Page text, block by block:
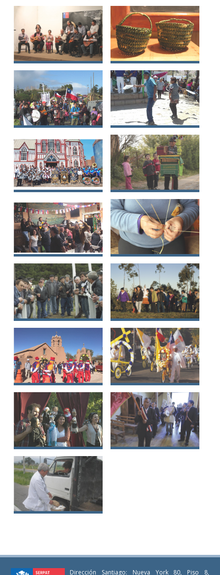
Canto a lo poeta Cestería Yagan
Pasacalles
devocionales de la
cultura chilota
Danza cachimbo de
las comunas de Pica,
Huara y Pozo
Almonte
Baile de morenos de
paso en la región de
Arica y Parinacota
Oficio tradicional
del organillero-
chinchinero
Música de la
bohemia tradicional
de Valparaíso
Técnica de la
cuelcha o trenzado
en fibra de trigo en
el secano interior
del Valle del Río
Itata
Fabricación y
práctica de la taba
patagónica
Tradición de Fiscales
de la cultura chilota
Bailes tradicionales
de San Pedro de
Atacama
Fiesta de Cuasimodo
Teatro tradicional
de títeres
Baile de los Negros
Tradición de los
Dirección Santiago: Nueva York 80, Piso 8,